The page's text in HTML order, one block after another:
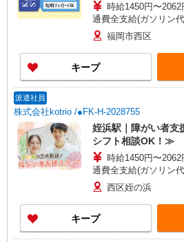
時給1450円〜
通費全支給(ガソリン
福岡市西区
キープ
派遣社員
株式会社kotrio /●FK-H-2028755
姪浜駅｜障がい者
シフト相談OK！≫
時給1450円〜
通費全支給(ガソリン
西区姪の浜
キープ